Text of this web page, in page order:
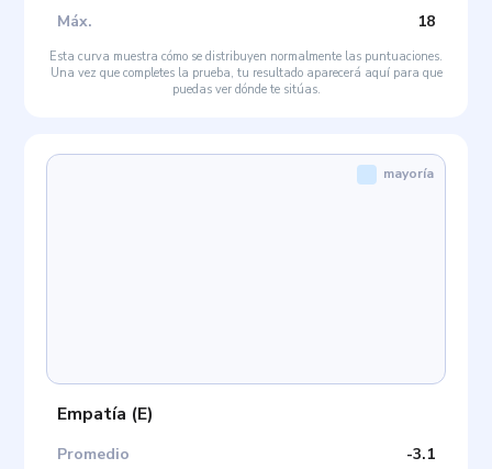
Máx. 18
Esta curva muestra cómo se distribuyen normalmente las puntuaciones.
Una vez que completes la prueba, tu resultado aparecerá aquí para que
puedas ver dónde te sitúas.
Empatía (E)
Promedio -3.1
mayoría